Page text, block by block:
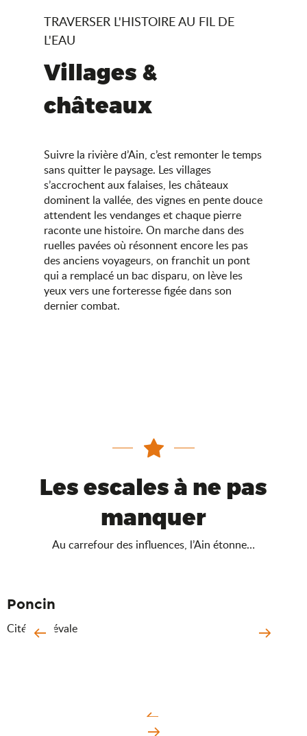
TRAVERSER L'HISTOIRE AU FIL DE
L'EAU
Villages &
châteaux
Suivre la rivière d’Ain, c’est remonter le temps
sans quitter le paysage. Les villages
s’accrochent aux falaises, les châteaux
dominent la vallée, des vignes en pente douce
attendent les vendanges et chaque pierre
raconte une histoire. On marche dans des
ruelles pavées où résonnent encore les pas
des anciens voyageurs, on franchit un pont
qui a remplacé un bac disparu, on lève les
yeux vers une forteresse figée dans son
dernier combat.
Les escales à ne pas
manquer
Au carrefour des influences, l’Ain étonne…
Poncin
Cité médiévale